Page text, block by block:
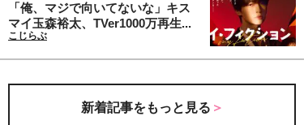
「俺、マジで向いてないな」キス
マイ玉森裕太、TVer1000万再生...
こじらぶ
新着記事をもっと見る